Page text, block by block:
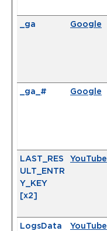
_ga Google
_ga_# Google
LAST_RES
ULT_ENTR
Y_KEY
[x2]
YouTube
LogsData
YouTube